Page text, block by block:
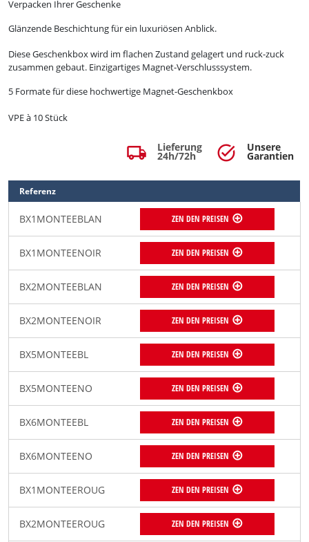
Verpacken Ihrer Geschenke
Glänzende Beschichtung für ein luxuriösen Anblick.
Diese Geschenkbox wird im flachen Zustand gelagert und ruck-zuck
zusammen gebaut. Einzigartiges Magnet-Verschlusssystem.
5 Formate für diese hochwertige Magnet-Geschenkbox
VPE à 10 Stück
local_shipping Lieferung
24h/72h task_alt Unsere
Garantien
Referenz
BX1MONTEEBLAN ZEN DEN PREISEN
BX1MONTEENOIR ZEN DEN PREISEN
BX2MONTEEBLAN ZEN DEN PREISEN
BX2MONTEENOIR ZEN DEN PREISEN
BX5MONTEEBL ZEN DEN PREISEN
BX5MONTEENO ZEN DEN PREISEN
BX6MONTEEBL ZEN DEN PREISEN
BX6MONTEENO ZEN DEN PREISEN
BX1MONTEEROUG ZEN DEN PREISEN
BX2MONTEEROUG ZEN DEN PREISEN